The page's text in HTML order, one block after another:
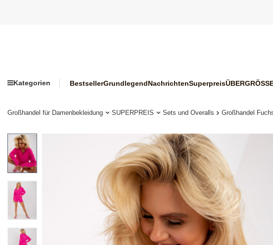
Kategorien BestsellerGrundlegendNachrichtenSuperpreis
Großhandel für Damenbekleidung SUPERPREIS Sets und Overalls Großhandel